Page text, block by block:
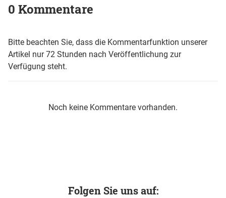
0 Kommentare
Bitte beachten Sie, dass die Kommentarfunktion unserer
Artikel nur 72 Stunden nach Veröffentlichung zur
Verfügung steht.
Noch keine Kommentare vorhanden.
Folgen Sie uns auf: